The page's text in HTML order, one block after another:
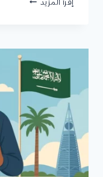
إقرأ المزيد
|
الجامعات
والتفاصيل
الخاصة
بكل
منحة